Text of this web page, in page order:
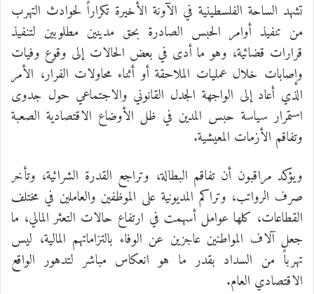
تشهد الساحة الفلسطينية في الآونة الأخيرة تكراراً لحوادث التهرب
من تنفيذ أوامر الحبس الصادرة بحق مدينين مطلوبين لتنفيذ
قرارات قضائية، وهو ما أدى في بعض الحالات إلى وقوع وفيات
وإصابات خلال عمليات الملاحقة أو أثناء محاولات الفرار، الأمر
الذي أعاد إلى الواجهة الجدل القانوني والاجتماعي حول جدوى
استمرار سياسة حبس المدين في ظل الأوضاع الاقتصادية الصعبة
وتفاقم الأزمات المعيشية.
ويؤكد مراقبون أن تفاقم البطالة، وتراجع القدرة الشرائية، وتأخر
صرف الرواتب، وتراكم المديونية على الموظفين والعاملين في مختلف
القطاعات، كلها عوامل أسهمت في ارتفاع حالات التعثر المالي، ما
جعل آلاف المواطنين عاجزين عن الوفاء بالتزاماتهم المالية، ليس
تهرباً من السداد بقدر ما هو انعكاس مباشر لتدهور الواقع
الاقتصادي العام.